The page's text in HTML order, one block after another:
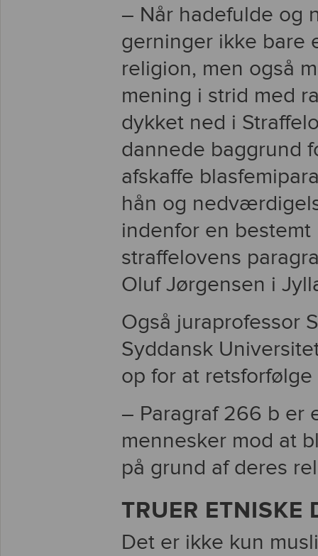
– Når hadefulde og
gerninger ikke bare
religion, men også
mening i strid med
dykket ned i
dannede baggrund
afskaffe
hån og
indenfor en
straffelovens
Oluf Jørgensen i
Også juraprofessor
Syddansk
op for at retsforfølge
– Paragraf 266 b er
mennesker mod at
på grund af deres
TRUER ETNISKE
Det er ikke kun